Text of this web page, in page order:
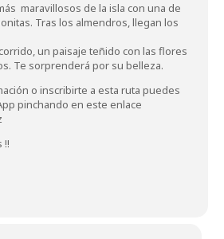
maravillosos de la isla con una de
Tras los almendros, llegan los
un paisaje teñido con las flores
Te sorprenderá por su belleza.
o inscribirte a esta ruta puedes
pinchando en este enlace
!!